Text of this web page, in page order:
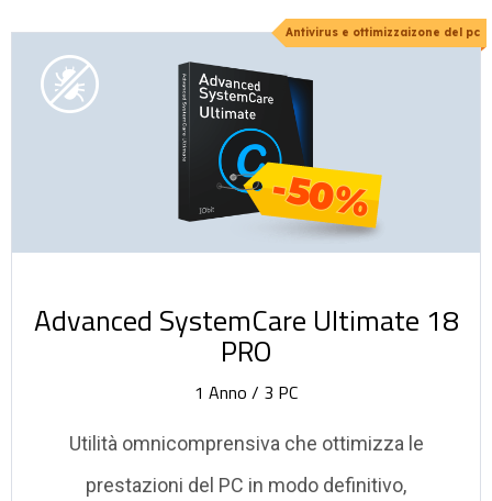
-50%
Advanced SystemCare Ultimate 18
PRO
1 Anno / 3 PC
Utilità omnicomprensiva che ottimizza le
prestazioni del PC in modo definitivo,
Antivirus e ottimizzaizone del pc